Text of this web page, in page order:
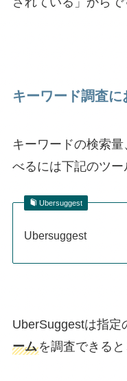
キーワード調査に
キーワードの検索
べるには下記のツー
Ubersuggest
Ubersuggest
UberSuggestは指定
ームを調査できると